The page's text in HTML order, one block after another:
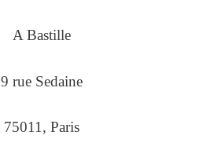
A Bastille
9 rue Sedaine
75011, Paris